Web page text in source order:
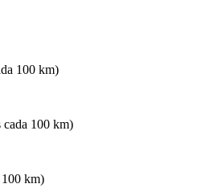
100 km)
100 km)
km)